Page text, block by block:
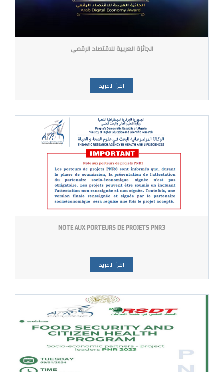
الجائزة العربية للاقتصاد الرقمي
اقرأ المزيد
NOTE AUX PORTEURS DE PROJETS PNR3
اقرأ المزيد